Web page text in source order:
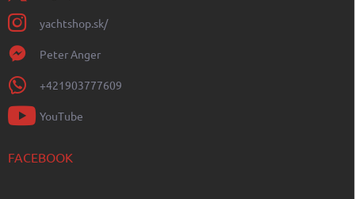
yachtshop.sk/
Peter Anger
+421903777609
YouTube
FACEBOOK